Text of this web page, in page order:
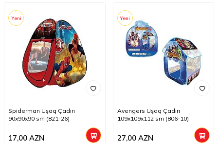
Yeni
Spiderman Uşaq Çadırı
90x90x90 sm (821-26)
17,00 AZN
Yeni
Avengers Uşaq Çadırı
109x109x112 sm (806-10)
27,00AZN